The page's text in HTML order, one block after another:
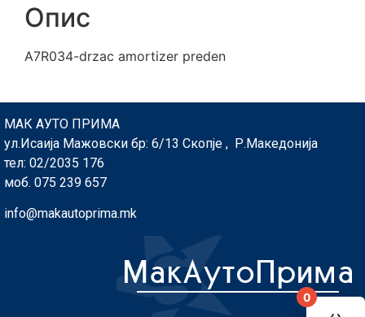
Опис
A7R034-drzac amortizer preden
МАК АУТО ПРИМА
ул.Исаија Мажовски бр: 6/13 Скопје , Р.Македонија
тел: 02/2035 176
моб. 075 239 657
info@makautoprima.mk
0